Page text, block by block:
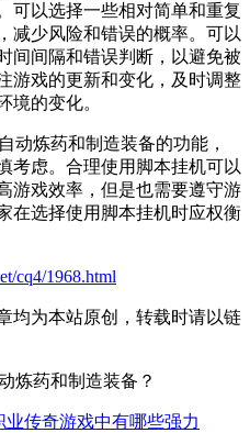
可以选择一些相对简单和重复
减少风险和错误的概率。可以
间间隔和错误判断，以避免被
游戏的更新和变化，及时调整
境的变化。
炼药和制造装备的功能，
考虑。合理使用脚本挂机可以
游戏效率，但是也需要遵守游
在选择使用脚本挂机时应权衡
cq4/1968.html
均为本站原创，转载时请以链
炼药和制造装备？
业传奇游戏中有哪些强力